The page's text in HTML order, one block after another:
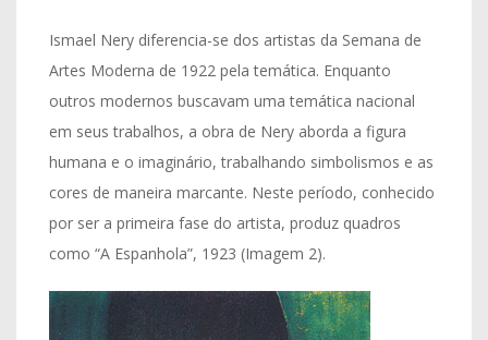
Ismael Nery diferencia-se dos artistas da Semana de
Artes Moderna de 1922 pela temática. Enquanto
outros modernos buscavam uma temática nacional
em seus trabalhos, a obra de Nery aborda a figura
humana e o imaginário, trabalhando simbolismos e as
cores de maneira marcante. Neste período, conhecido
por ser a primeira fase do artista, produz quadros
como “A Espanhola”, 1923 (Imagem 2).